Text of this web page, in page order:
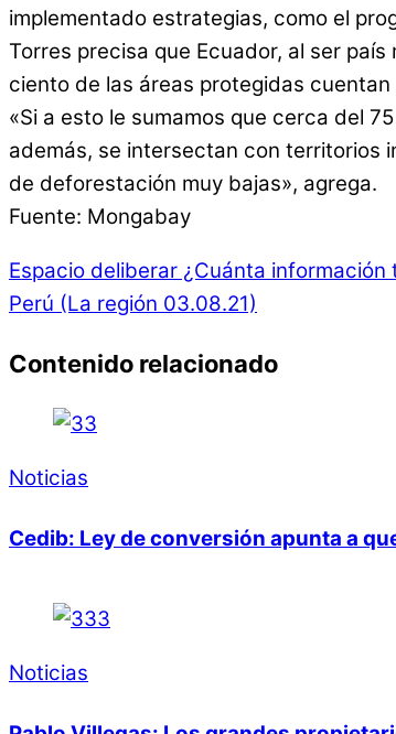
implementado estrategias, como el
Torres precisa que Ecuador, al ser
ciento de las áreas protegidas
«Si a esto le sumamos que cerca del
además, se intersectan con territorios
de deforestación muy bajas», agrega.
Fuente: Mongabay
Espacio deliberar ¿Cuánta información
Perú (La región 03.08.21)
Contenido relacionado
Noticias
Cedib: Ley de conversión apunta a
Noticias